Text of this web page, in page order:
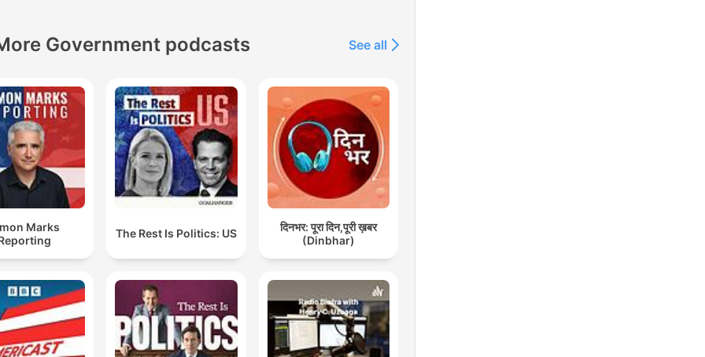
perte. Comme pour n’importe
l’émotion que viendra la
solution, mais d’une analyse
objective et dépassionnée,
accompagnée d’une médiation
honnête.
Government podcasts See all
Marks
The Rest Is Politics: US
दिनभर: पूरा दिन,पूरी ख़बर
(Dinbhar)